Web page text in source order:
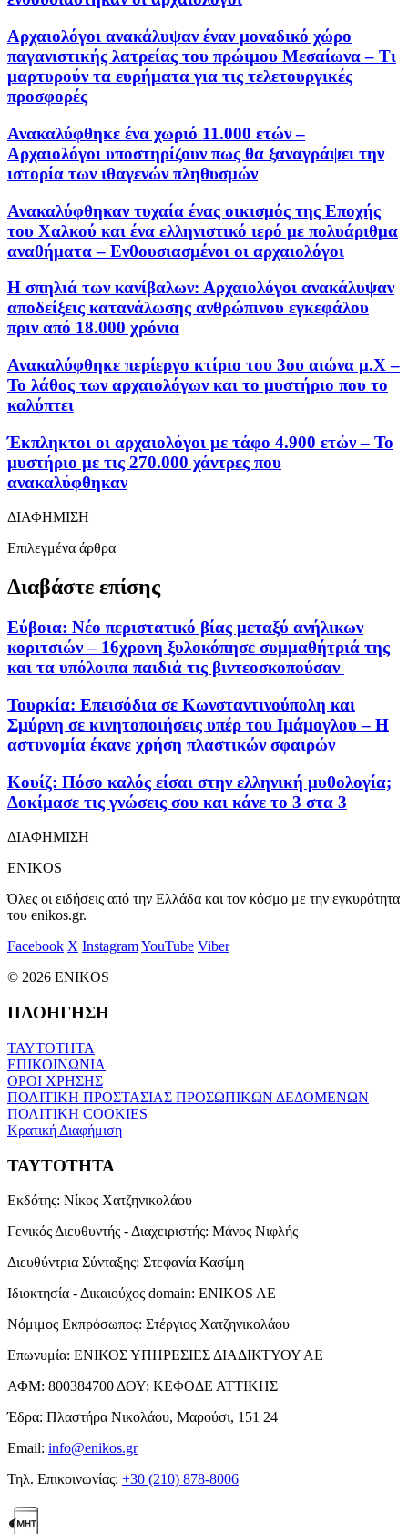
Αρχαιολόγοι ανακάλυψαν έναν μοναδικό χώρο
παγανιστικής λατρείας του πρώιμου Μεσαίωνα – Τι
μαρτυρούν τα ευρήματα για τις τελετουργικές
προσφορές
Ανακαλύφθηκε ένα χωριό 11.000 ετών –
Αρχαιολόγοι υποστηρίζουν πως θα ξαναγράψει την
ιστορία των ιθαγενών πληθυσμών
Ανακαλύφθηκαν τυχαία ένας οικισμός της Εποχής
του Χαλκού και ένα ελληνιστικό ιερό με πολυάριθμα
αναθήματα – Ενθουσιασμένοι οι αρχαιολόγοι
Η σπηλιά των κανίβαλων: Αρχαιολόγοι ανακάλυψαν
αποδείξεις κατανάλωσης ανθρώπινου εγκεφάλου
πριν από 18.000 χρόνια
Ανακαλύφθηκε περίεργο κτίριο του 3ου αιώνα μ.Χ –
Το λάθος των αρχαιολόγων και το μυστήριο που το
καλύπτει
Έκπληκτοι οι αρχαιολόγοι με τάφο 4.900 ετών – Το
μυστήριο με τις 270.000 χάντρες που
ανακαλύφθηκαν
ΔΙΑΦΗΜΙΣΗ
Επιλεγμένα άρθρα
Διαβάστε επίσης
Εύβοια: Νέο περιστατικό βίας μεταξύ ανήλικων
κοριτσιών – 16χρονη ξυλοκόπησε συμμαθήτριά της
και τα υπόλοιπα παιδιά τις βιντεοσκοπούσαν
Τουρκία: Επεισόδια σε Κωνσταντινούπολη και
Σμύρνη σε κινητοποιήσεις υπέρ του Ιμάμογλου – Η
αστυνομία έκανε χρήση πλαστικών σφαιρών
Κουίζ: Πόσο καλός είσαι στην ελληνική μυθολογία;
Δοκίμασε τις γνώσεις σου και κάνε το 3 στα 3
ΔΙΑΦΗΜΙΣΗ
ENIKOS
Όλες οι ειδήσεις από την Ελλάδα και τον κόσμο με την εγκυρότητα
του enikos.gr.
Facebook X InstagramYouTube Viber
© 2026 ENIKOS
ΠΛΟΗΓΗΣΗ
ΤΑΥΤΟΤΗΤΑ
ΕΠΙΚΟΙΝΩΝΙΑ
ΟΡΟΙ ΧΡΗΣΗΣ
ΠΟΛΙΤΙΚΗ ΠΡΟΣΤΑΣΙΑΣ ΠΡΟΣΩΠΙΚΩΝ ΔΕΔΟΜΕΝΩΝ
ΠΟΛΙΤΙΚΗ COOKIES
Κρατική Διαφήμιση
ΤΑΥΤΟΤΗΤΑ
Εκδότης: Νίκος Χατζηνικολάου
Γενικός Διευθυντής - Διαχειριστής: Μάνος Νιφλής
Διευθύντρια Σύνταξης: Στεφανία Κασίμη
Ιδιοκτησία - Δικαιούχος domain: ENIKOS AE
Νόμιμος Εκπρόσωπος: Στέργιος Χατζηνικολάου
Επωνυμία: ΕΝΙΚΟΣ ΥΠΗΡΕΣΙΕΣ ΔΙΑΔΙΚΤΥΟΥ ΑΕ
ΑΦΜ: 800384700 ΔΟΥ: ΚΕΦΟΔΕ ΑΤΤΙΚΗΣ
Έδρα: Πλαστήρα Νικολάου, Μαρούσι, 151 24
Email: info@enikos.gr
Τηλ. Επικοινωνίας: +30 (210) 878-8006